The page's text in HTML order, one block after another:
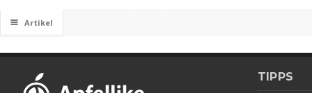
☰ Artikel
TIPPS